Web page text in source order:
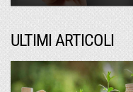
ULTIMI ARTICOLI